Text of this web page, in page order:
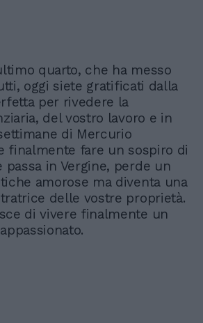
quarto, che ha messo
oggi siete gratificati dalla
per rivedere la
del vostro lavoro e in
di Mercurio
finalmente fare un sospiro di
passa in Vergine, perde un
amorose ma diventa una
delle vostre proprietà.
di vivere finalmente un